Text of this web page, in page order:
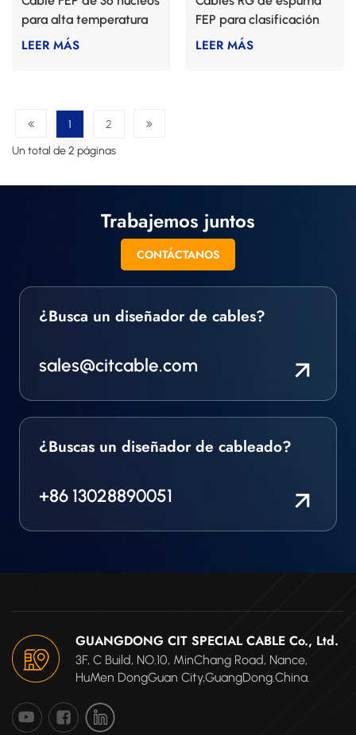
para alta temperatura
LEER MÁS
FEP para clasificación
Plenum
LEER MÁS
1
2
Un total de 2 páginas
Trabajemos juntos
CONTÁCTANOS
¿Busca un diseñador de cables?
sales@citcable.com
¿Buscas un diseñador de cableado?
+86 13028890051
GUANGDONG CIT SPECIAL CABLE Co., Ltd.
3F, C Build, NO.10, MinChang Road, Nance,
HuMen DongGuan City,GuangDong.China.